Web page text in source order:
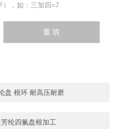
），如：三加四=7
盘 根环 耐高压耐磨
纶四氟盘根加工